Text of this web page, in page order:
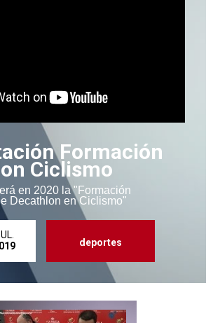
Formación
Ciclismo
en 2020 la "Formación
Decathlon en Ciclismo"
deportes